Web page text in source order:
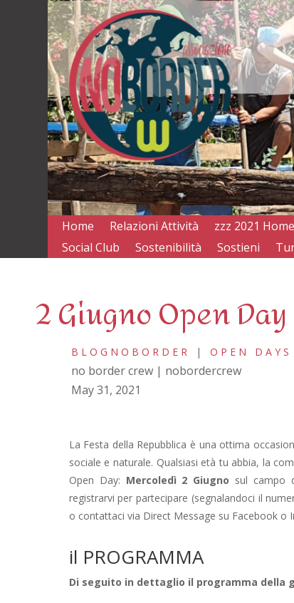
Home Relazioni Attività zzz 2021 Home
Social Club
Sostenibilità Sostieni
2 Giugno Open
BLOGNOBORDER | OPEN DAYS
no border crew | nobordercrew
May 31, 2021
La Festa della Repubblica è una ottima
sociale e naturale. Qualsiasi età tu abbia, la
Open Day: Mercoledì 2 Giugno sul campo
registrarvi per partecipare (segnalandoci il
o contattaci via Direct Message su Facebook o
il PROGRAMMA
Di seguito in dettaglio il programma della